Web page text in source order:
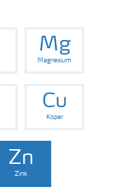
Mg
Magnesium
Cu
Koper
Zn
Zink